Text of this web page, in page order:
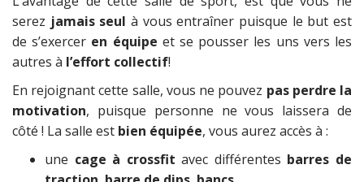
serez jamais seulà vous entraîner puisque le but est
de s’exercer en équipe et se pousser les uns vers les
autres à l’effort collectif!
En rejoignant cette salle, vous ne pouvez pas perdre la
motivation, puisque personne ne vous laissera de
côté ! La salle est bien équipée, vous aurez accès à :
une cage à crossfitavec différentes barres de